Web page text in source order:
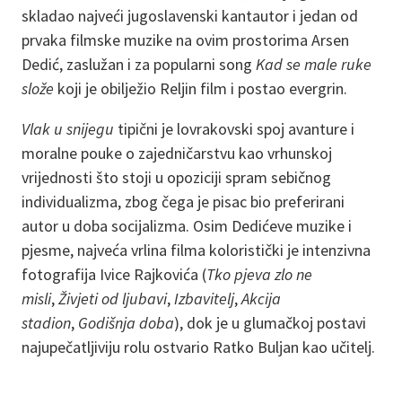
skladao najveći jugoslavenski kantautor i jedan od
prvaka filmske muzike na ovim prostorima Arsen
Dedić, zaslužan i za popularni song Kad se male ruke
slože koji je obilježio Reljin film i postao evergrin.
Vlak u snijegu tipični je lovrakovski spoj avanture i
moralne pouke o zajedničarstvu kao vrhunskoj
vrijednosti što stoji u opoziciji spram sebičnog
individualizma, zbog čega je pisac bio preferirani
autor u doba socijalizma. Osim Dedićeve muzike i
pjesme, najveća vrlina filma koloristički je intenzivna
fotografija Ivice Rajkovića (Tko pjeva zlo ne
misli,Živjeti od ljubavi,Izbavitelj,Akcija
stadion, Godišnja doba), dok je u glumačkoj postavi
najupečatljiviju rolu ostvario Ratko Buljan kao učitelj.